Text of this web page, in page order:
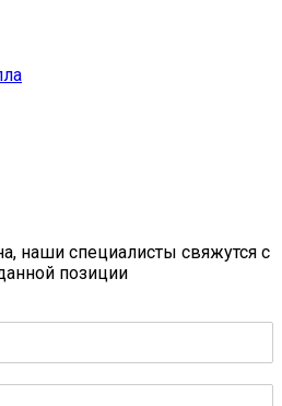
наши специалисты свяжутся с
позиции